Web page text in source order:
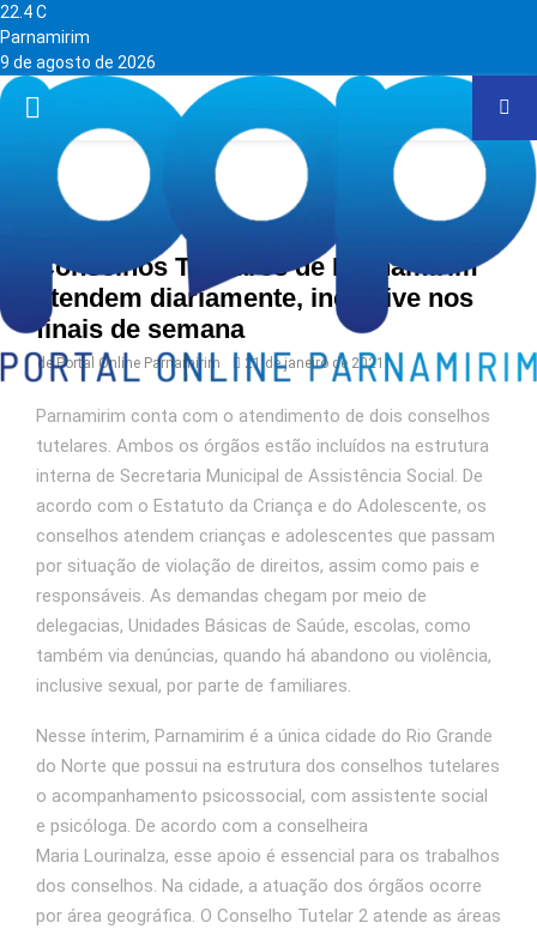
22.4C
Parnamirim
9 de agosto de 2026
PRIMARY
MENU
Home
Conselhos Tutelares de Parnamirim
atendem diariamente, inclusive nos
finais de semana
dePortal Online Parnamirim 21 de janeiro de 2021
Parnamirim conta com o atendimento de dois conselhos
tutelares. Ambos os órgãos estão incluídos na estrutura
interna de Secretaria Municipal de Assistência Social. De
acordo com o Estatuto da Criança e do Adolescente, os
conselhos atendem crianças e adolescentes que passam
por situação de violação de direitos, assim como pais e
responsáveis. As demandas chegam por meio de
delegacias, Unidades Básicas de Saúde, escolas, como
também via denúncias, quando há abandono ou violência,
inclusive sexual, por parte de familiares.
Nesse ínterim, Parnamirim é a única cidade do Rio Grande
do Norte que possui na estrutura dos conselhos tutelares
o acompanhamento psicossocial, com assistente social
e psicóloga. De acordo com a conselheira
Maria Lourinalza, esse apoio é essencial para os trabalhos
dos conselhos. Na cidade, a atuação dos órgãos ocorre
por área geográfica. O Conselho Tutelar 2 atende as áreas